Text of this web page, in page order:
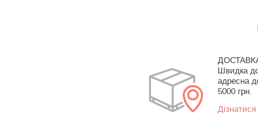
Швидка
адресна
5000 грн.